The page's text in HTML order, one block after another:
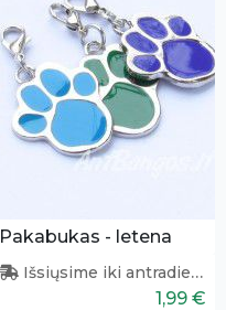
Pakabukas - letena
Išsiųsime iki antradienio
1,99 €